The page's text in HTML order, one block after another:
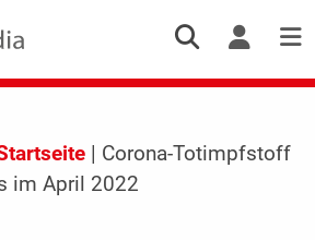
| Corona-Totimpfstoff
im April 2022